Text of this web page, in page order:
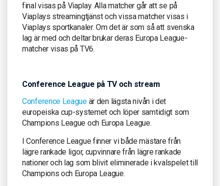
final visas på Viaplay. Alla matcher går att se på
Viaplays streamingtjänst och vissa matcher visas i
Viaplays sportkanaler. Om det är som så att svenska
lag är med och deltar brukar deras Europa League-
matcher visas på TV6.
Conference League på TV och stream
Conference Leagueär den lägsta nivån i det
europeiska cup-systemet och löper samtidigt som
Champions League och Europa League.
I Conference League finner vi både mästare från
lägre rankade ligor, cupvinnare från lägre rankade
nationer och lag som blivit eliminerade i kvalspelet till
Champions och Europa League.